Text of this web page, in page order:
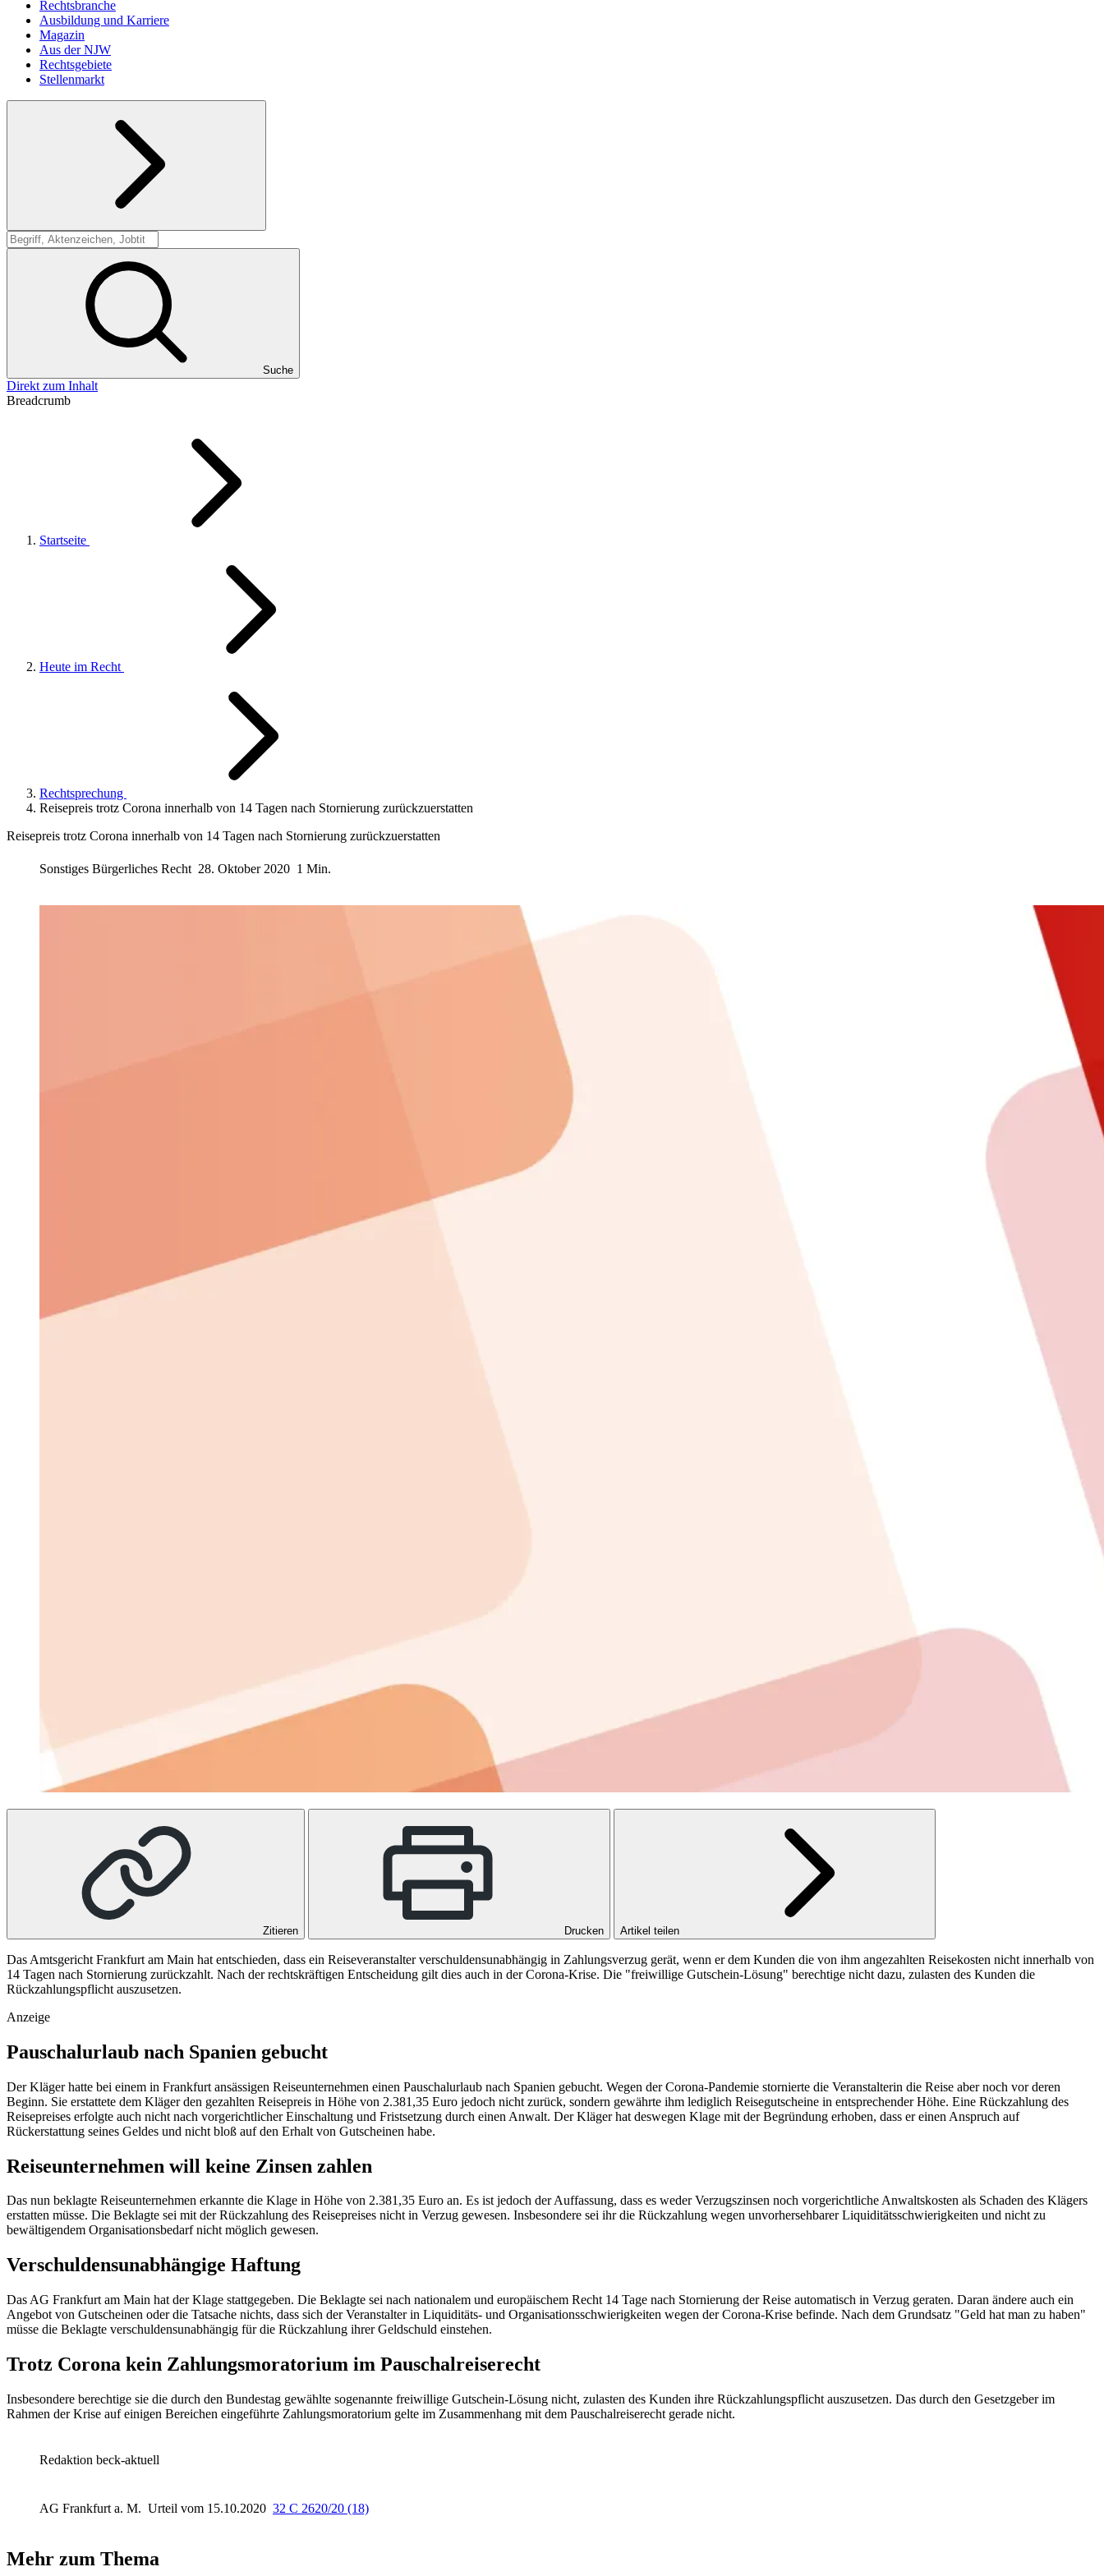
Rechtsbranche
Ausbildung und Karriere
Magazin
Aus der NJW
Rechtsgebiete
Stellenmarkt
Suche
Suche
Direkt zum Inhalt
Breadcrumb
Startseite
Heute im Recht
Rechtsprechung
Reisepreis trotz Corona innerhalb von 14 Tagen nach Stornierung zurückzuerstatten
Reisepreis trotz Corona innerhalb von 14 Tagen nach Stornierung zurückzuerstatten
Sonstiges Bürgerliches Recht 28. Oktober 2020 1 Min.
Zitieren Drucken Artikel teilen
Das Amtsgericht Frankfurt am Main hat entschieden, dass ein Reiseveranstalter verschuldensunabhängig in Zahlungsverzug gerät, wenn er dem Kunden die von ihm angezahlten Reisekosten nicht innerhalb von
14 Tagen nach Stornierung zurückzahlt. Nach der rechtskräftigen Entscheidung gilt dies auch in der Corona-Krise. Die "freiwillige Gutschein-Lösung" berechtige nicht dazu, zulasten des Kunden die
Rückzahlungspflicht auszusetzen.
Anzeige
Pauschalurlaub nach Spanien gebucht
Der Kläger hatte bei einem in Frankfurt ansässigen Reiseunternehmen einen Pauschalurlaub nach Spanien gebucht. Wegen der Corona-Pandemie stornierte die Veranstalterin die Reise aber noch vor deren
Beginn. Sie erstattete dem Kläger den gezahlten Reisepreis in Höhe von 2.381,35 Euro jedoch nicht zurück, sondern gewährte ihm lediglich Reisegutscheine in entsprechender Höhe. Eine Rückzahlung des
Reisepreises erfolgte auch nicht nach vorgerichtlicher Einschaltung und Fristsetzung durch einen Anwalt. Der Kläger hat deswegen Klage mit der Begründung erhoben, dass er einen Anspruch auf
Rückerstattung seines Geldes und nicht bloß auf den Erhalt von Gutscheinen habe.
Reiseunternehmen will keine Zinsen zahlen
Das nun beklagte Reiseunternehmen erkannte die Klage in Höhe von 2.381,35 Euro an. Es ist jedoch der Auffassung, dass es weder Verzugszinsen noch vorgerichtliche Anwaltskosten als Schaden des Klägers
erstatten müsse. Die Beklagte sei mit der Rückzahlung des Reisepreises nicht in Verzug gewesen. Insbesondere sei ihr die Rückzahlung wegen unvorhersehbarer Liquiditätsschwierigkeiten und nicht zu
bewältigendem Organisationsbedarf nicht möglich gewesen.
Verschuldensunabhängige Haftung
Das AG Frankfurt am Main hat der Klage stattgegeben. Die Beklagte sei nach nationalem und europäischem Recht 14 Tage nach Stornierung der Reise automatisch in Verzug geraten. Daran ändere auch ein
Angebot von Gutscheinen oder die Tatsache nichts, dass sich der Veranstalter in Liquiditäts- und Organisationsschwierigkeiten wegen der Corona-Krise befinde. Nach dem Grundsatz "Geld hat man zu haben"
müsse die Beklagte verschuldensunabhängig für die Rückzahlung ihrer Geldschuld einstehen.
Trotz Corona kein Zahlungsmoratorium im Pauschalreiserecht
Insbesondere berechtige sie die durch den Bundestag gewählte sogenannte freiwillige Gutschein-Lösung nicht, zulasten des Kunden ihre Rückzahlungspflicht auszusetzen. Das durch den Gesetzgeber im
Rahmen der Krise auf einigen Bereichen eingeführte Zahlungsmoratorium gelte im Zusammenhang mit dem Pauschalreiserecht gerade nicht.
Redaktion beck-aktuell
AG Frankfurt a. M. Urteil vom 15.10.2020 32 C 2620/20 (18)
Mehr zum Thema